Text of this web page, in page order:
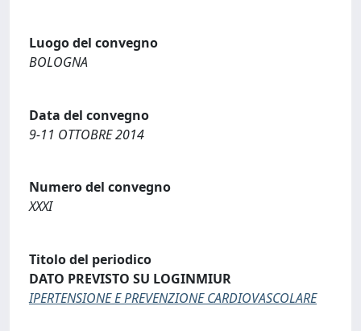
Luogo del convegno
BOLOGNA
Data del convegno
9-11 OTTOBRE 2014
Numero del convegno
XXXI
Titolo del periodico
DATO PREVISTO SU LOGINMIUR
IPERTENSIONE E PREVENZIONE CARDIOVASCOLARE